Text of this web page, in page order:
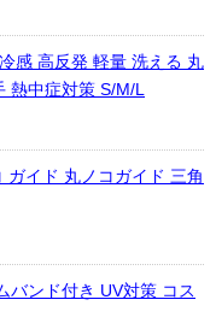
感 高反発 軽量 洗える 丸
熱中症対策 S/M/L
イド 丸ノコガイド 三角
バンド付き UV対策 コス